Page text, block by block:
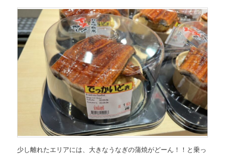
少し離れたエリアには、大きなうなぎの蒲焼がどーん！！と乗っ